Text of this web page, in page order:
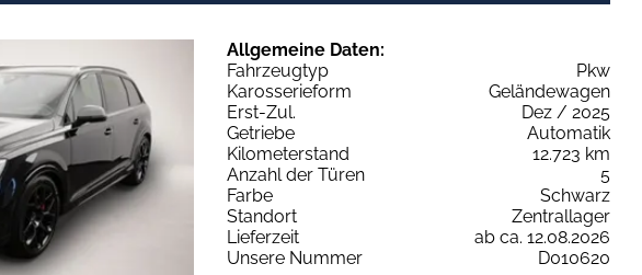
Allgemeine Daten:
Fahrzeugtyp
Pkw
Karosserieform
Geländewagen
Erst-Zul.
Dez / 2025
Getriebe
Automatik
Kilometerstand
12.723 km
Anzahl der Türen
5
Farbe
Schwarz
Standort
Zentrallager
Lieferzeit
ab ca. 12.08.2026
Unsere Nummer
D010620